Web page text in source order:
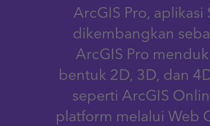
ArcGIS Pro,
dikembangkan
ArcGIS Pro
bentuk 2D, 3D, dan
seperti ArcGIS
platform melalui Web